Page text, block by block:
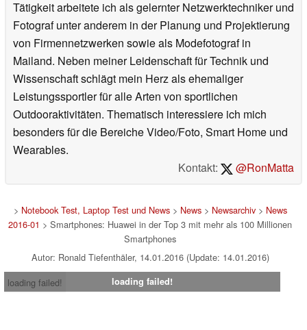
Tätigkeit arbeitete ich als gelernter Netzwerktechniker und
Fotograf unter anderem in der Planung und Projektierung
von Firmennetzwerken sowie als Modefotograf in
Mailand. Neben meiner Leidenschaft für Technik und
Wissenschaft schlägt mein Herz als ehemaliger
Leistungssportler für alle Arten von sportlichen
Outdooraktivitäten. Thematisch interessiere ich mich
besonders für die Bereiche Video/Foto, Smart Home und
Wearables.
Kontakt:
@RonMatta
> Notebook Test, Laptop Test und News> News> Newsarchiv> News
2016-01 > Smartphones: Huawei in der Top 3 mit mehr als 100 Millionen
Smartphones
Autor: Ronald Tiefenthäler, 14.01.2016 (Update: 14.01.2016)
loading failed!
loading failed!